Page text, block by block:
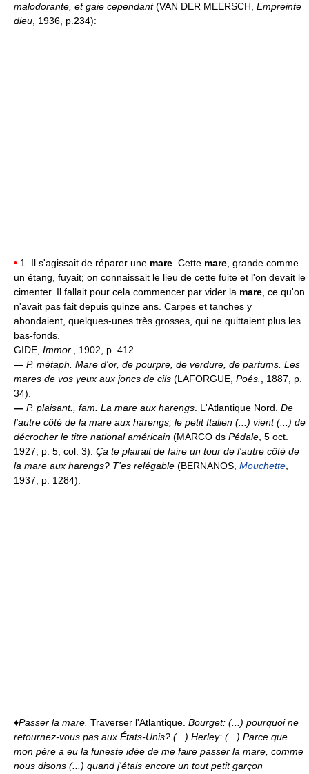
malodorante, et gaie cependant(VAN DER MEERSCH, Empreinte
dieu , 1936, p.234):
• 1. Il s'agissait de réparer une mare . Cette mare , grande comme
un étang, fuyait; on connaissait le lieu de cette fuite et l'on devait le
cimenter. Il fallait pour cela commencer par vider la mare , ce qu'on
n'avait pas fait depuis quinze ans. Carpes et tanches y
abondaient, quelques-unes très grosses, qui ne quittaient plus les
bas-fonds.
GIDE, Immor.
, 1902, p. 412.
— P. métaph. Mare d'or, de pourpre, de verdure, de parfums. Les
mares de vos yeux aux joncs de cils (LAFORGUE, Poés.
, 1887, p.
34).
— P. plaisant., fam. La mare aux harengs . L'Atlantique Nord. De
l'autre côté de la mare aux harengs, le petit Italien (...) vient (...) de
décrocher le titre national américain (MARCO ds Pédale , 5 oct.
1927, p. 5, col. 3). Ça te plairait de faire un tour de l'autre côté de
la mare aux harengs? T'es relégable (BERNANOS, Mouchette
1937, p. 1284).
♦Passer la mare. Traverser l'Atlantique. Bourget: (...) pourquoi ne
retournez-vous pas aux États-Unis? (...) Herley: (...) Parce que
mon père a eu la funeste idée de me faire passer la mare, comme
nous disons (...) quand j'étais encore un tout petit garçon